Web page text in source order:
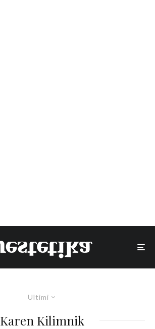
Ultimi
Karen Kilimnik